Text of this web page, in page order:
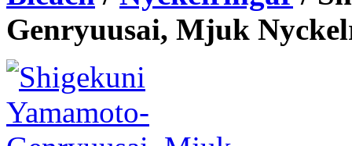
Genryuusai, Mjuk